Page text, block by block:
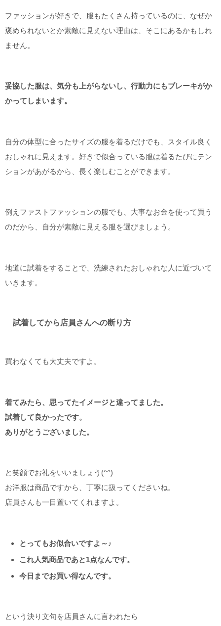
ファッションが好きで、服もたくさん持っているのに、なぜか
褒められないとか素敵に見えない理由は、そこにあるかもしれ
ません。
妥協した服は、気分も上がらないし、行動力にもブレーキがか
かってしまいます。
自分の体型に合ったサイズの服を着るだけでも、スタイル良く
おしゃれに見えます。好きで似合っている服は着るたびにテン
ションがあがるから、長く楽しむことができます。
例えファストファッションの服でも、大事なお金を使って買う
のだから、自分が素敵に見える服を選びましょう。
地道に試着をすることで、洗練されたおしゃれな人に近づいて
いきます。
試着してから店員さんへの断り方
買わなくても大丈夫ですよ。
着てみたら、思ってたイメージと違ってました。
試着して良かったです。
ありがとうございました。
と笑顔でお礼をいいましょう(^^)
お洋服は商品ですから、丁寧に扱ってくださいね。
店員さんも一目置いてくれますよ。
とってもお似合いですよ～♪
これ人気商品であと1点なんです。
今日までお買い得なんです。
という決り文句を店員さんに言われたら